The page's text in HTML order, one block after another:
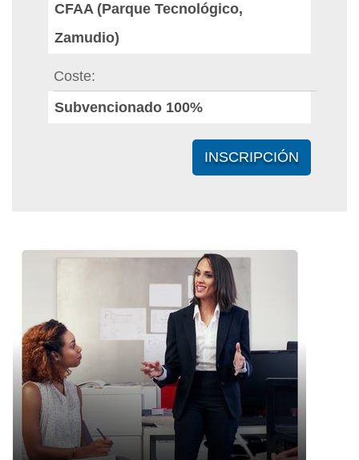
CFAA (Parque Tecnológico,
Zamudio)
Coste
Subvencionado 100%
INSCRIPCIÓN